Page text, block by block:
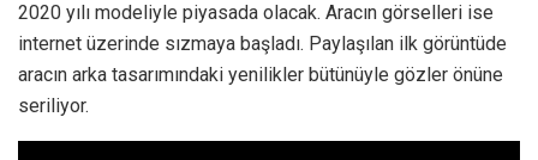
2020 yılı modeliyle piyasada olacak. Aracın görselleri ise
internet üzerinde sızmaya başladı. Paylaşılan ilk görüntüde
aracın arka tasarımındaki yenilikler bütünüyle gözler önüne
seriliyor.